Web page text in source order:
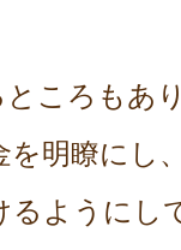
ころもあ
明瞭にし
ようにし